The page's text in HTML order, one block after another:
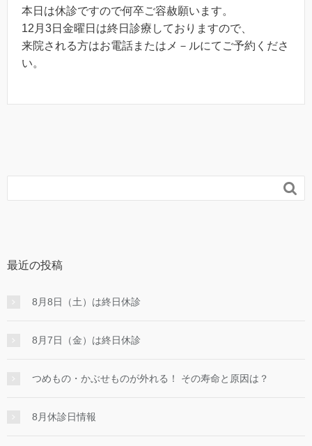
本日は休診ですので何卒ご容赦願います。
12月3日金曜日は終日診療しておりますので、
来院される方はお電話またはメ－ルにてご予約くださ
い。

最近の投稿
8月8日（土）は終日休診
8月7日（金）は終日休診
つめもの・かぶせものが外れる！ その寿命と原因は？
8月休診日情報